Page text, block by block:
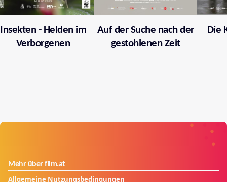
Insekten - Helden im
Verborgenen
Auf der Suche nach der
gestohlenen Zeit
Die
Mehr über film.at
Allgemeine Nutzungsbedingungen